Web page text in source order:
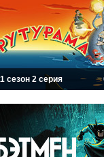
сезон 2 серия